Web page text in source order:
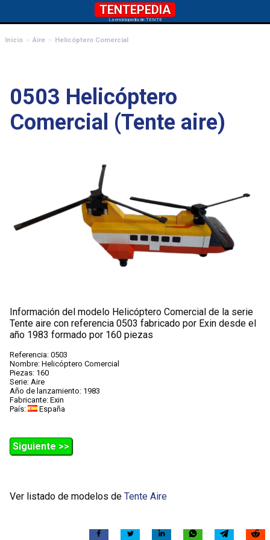
TENTEPEDIA
La enciclopedia de TENTE
Inicio Aire Helicóptero Comercial
0503 Helicóptero
Comercial (Tente aire)
Información del modelo Helicóptero Comercial de la serie
Tente aire con referencia 0503 fabricado por Exin desde el
año 1983 formado por 160 piezas
Referencia: 0503
Nombre: Helicóptero Comercial
Piezas: 160
Serie: Aire
Año de lanzamiento: 1983
Fabricante: Exin
País:
España
Siguiente >>
Ver listado de modelos de Tente Aire